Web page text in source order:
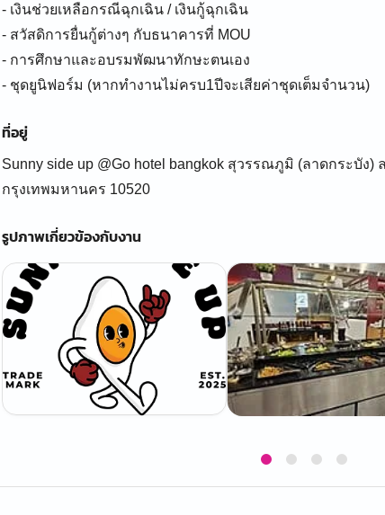
- เงินช่วยเหลือกรณีฉุกเฉิน / เงินกู้ฉุกเฉิน
- สวัสดิการยื่นกู้ต่างๆ กับธนาคารที่ MOU
- การศึกษาและอบรมพัฒนาทักษะตนเอง
- ชุดยูนิฟอร์ม (หากทำงานไม่ครบ1ปีจะเสียค่าชุดเต็มจำนวน)
ที่อยู่
Sunny side up @Go hotel bangkok สุวรรณภูมิ (ลาดกระบัง)
กรุงเทพมหานคร 10520
รูปภาพเกี่ยวข้องกับงาน
of